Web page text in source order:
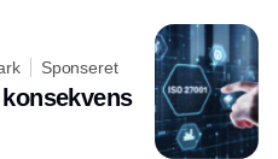
Sponseret